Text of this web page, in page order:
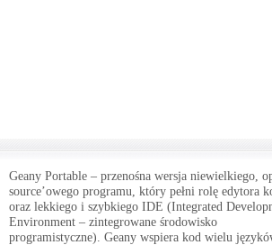
Geany Portable – przenośna wersja niewielkiego,
source’owego programu, który pełni rolę edytora
oraz lekkiego i szybkiego IDE (Integrated
Environment – zintegrowane środowisko
programistyczne). Geany wspiera kod wielu